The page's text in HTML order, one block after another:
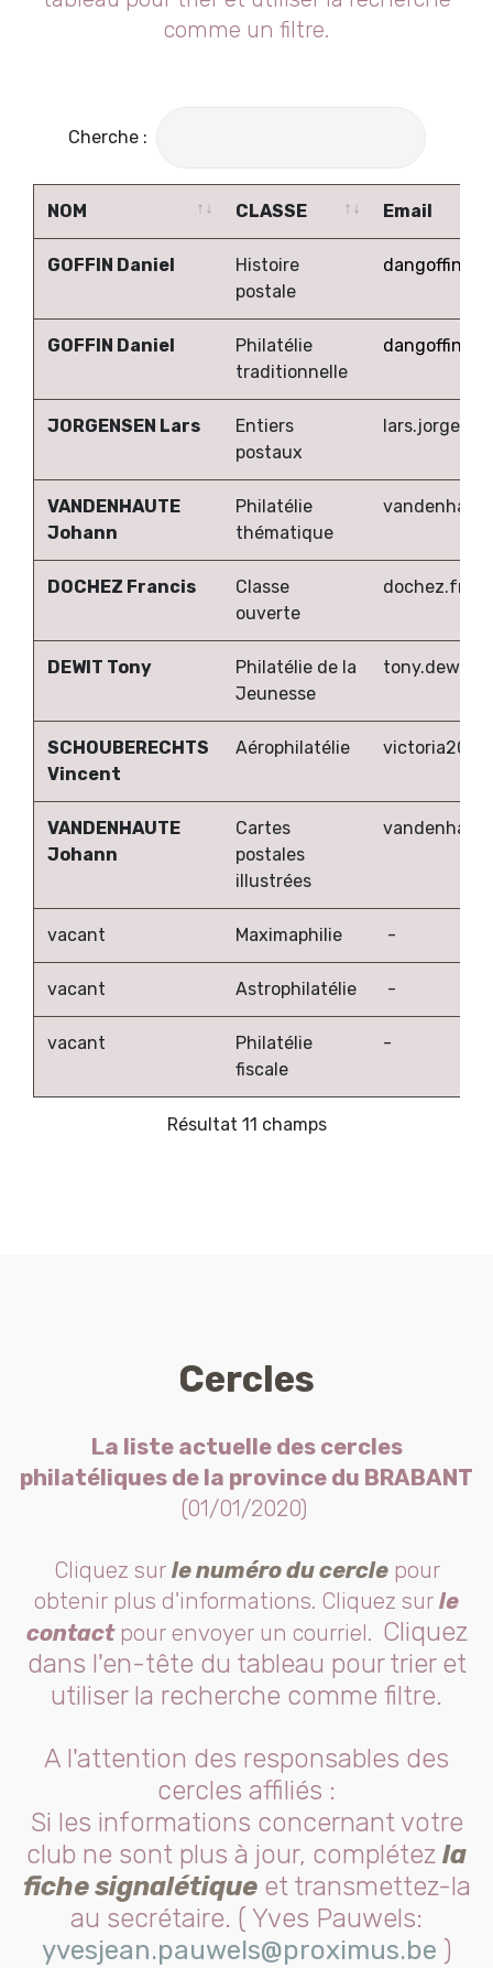
comme un filtre.
Cherche :
NOM CLASSE
Email
GOFFIN Daniel
Histoire
postale
GOFFIN Daniel
Philatélie
traditionnelle
JORGENSEN Lars
Entiers
postaux
VANDENHAUTE
Johann
Philatélie
thématique
DOCHEZ Francis
Classe
ouverte
DEWIT Tony
Philatélie de la
Jeunesse
SCHOUBERECHTS
Vincent
Aérophilatélie
VANDENHAUTE
Johann
Cartes
postales
illustrées
vacant Maximaphilie -
vacant Astrophilatélie -
vacant
Philatélie
fiscale
-
Résultat 11 champs
Cercles
La liste actuelle des cercles
philatéliques de la province du BRABANT
(01/01/2020)
Cliquez sur le numéro du cerclepour
obtenir plus d'informations. Cliquez sur le
contactpour envoyer un courriel. Cliquez
dans l'en-tête du tableau pour trier et
utiliser la recherche comme filtre.
A l'attention des responsables des
cercles affiliés :
Si les informations concernant votre
club ne sont plus à jour, complétez la
fiche signalétiqueet transmettez-la
au secrétaire. ( Yves Pauwels:
yvesjean.pauwels@proximus.be )